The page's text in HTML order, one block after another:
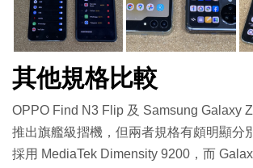
其他規格比較
OPPO Find N3 Flip 及 Samsung Galaxy
推出旗艦級摺機，但兩者規格有頗明顯分
採用 MediaTek Dimensity 9200，而